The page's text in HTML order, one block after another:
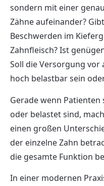
sondern mit einer
Zähne aufeinander?
Beschwerden im
Zahnfleisch? Ist
Soll die Versorgung vor
hoch belastbar sein
Gerade wenn
oder belastet sind,
einen großen
der einzelne Zahn
die gesamte Funktion
In einer modernen